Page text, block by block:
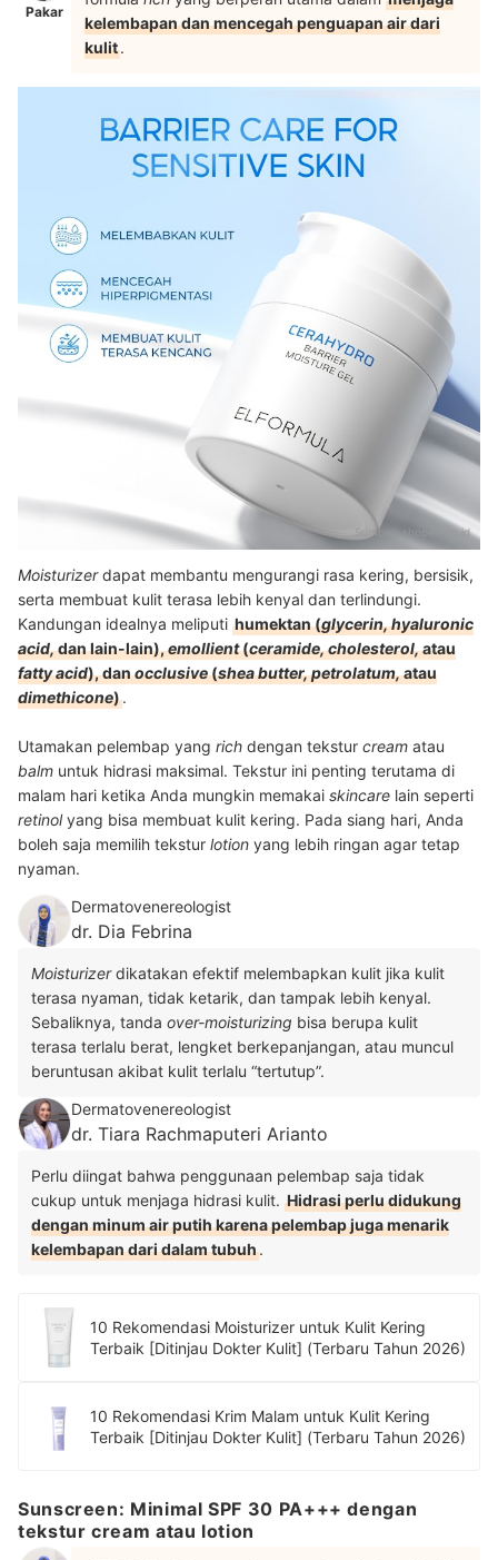
Pakar
kelembapan dan mencegah penguapan air dari
kulit.
Sumber: shopee.co.id
Moisturizerdapat membantu mengurangi rasa kering, bersisik,
serta membuat kulit terasa lebih kenyal dan terlindungi.
Kandungan idealnya meliputi humektan (glycerin, hyaluronic
acid,dan lain-lain),emollient(ceramide, cholesterol,atau
fatty acid), danocclusive(shea butter, petrolatum,atau
dimethicone).
Utamakan pelembap yang rich dengan tekstur cream atau
balm untuk hidrasi maksimal. Tekstur ini penting terutama di
malam hari ketika Anda mungkin memakai skincare lain seperti
retinolyang bisa membuat kulit kering. Pada siang hari, Anda
boleh saja memilih tekstur lotion yang lebih ringan agar tetap
nyaman.
Dermatovenereologist
dr. Dia Febrina
Moisturizerdikatakan efektif melembapkan kulit jika kulit
terasa nyaman, tidak ketarik, dan tampak lebih kenyal.
Sebaliknya, tanda over-moisturizing bisa berupa kulit
terasa terlalu berat, lengket berkepanjangan, atau muncul
beruntusan akibat kulit terlalu “tertutup”.
Dermatovenereologist
dr. Tiara Rachmaputeri Arianto
Perlu diingat bahwa penggunaan pelembap saja tidak
cukup untuk menjaga hidrasi kulit. Hidrasi perlu didukung
dengan minum air putih karena pelembap juga menarik
kelembapan dari dalam tubuh.
10 Rekomendasi Moisturizer untuk Kulit Kering
Terbaik [Ditinjau Dokter Kulit] (Terbaru Tahun 2026)
10 Rekomendasi Krim Malam untuk Kulit Kering
Terbaik [Ditinjau Dokter Kulit] (Terbaru Tahun 2026)
Sunscreen: Minimal SPF 30 PA+++ dengan
tekstur cream atau lotion